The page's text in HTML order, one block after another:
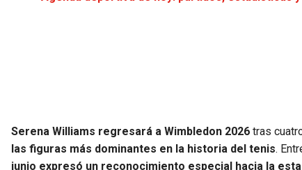
Serena Williams regresará a Wimbledon 2026 tras
las figuras más dominantes en la historia del tenis.
junio expresó un reconocimiento especial hacia la